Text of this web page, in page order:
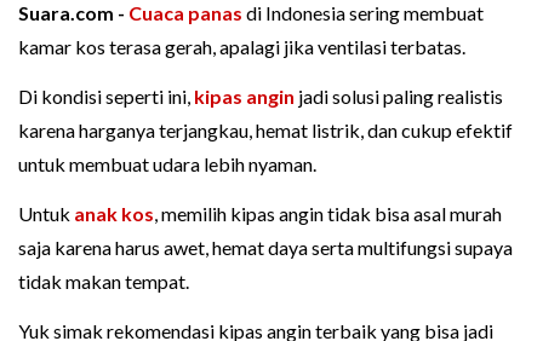
Suara.com - Cuaca panas di Indonesia sering membuat
kamar kos terasa gerah, apalagi jika ventilasi terbatas.
Di kondisi seperti ini, kipas angin jadi solusi paling realistis
karena harganya terjangkau, hemat listrik, dan cukup efektif
untuk membuat udara lebih nyaman.
Untuk anak kos, memilih kipas angin tidak bisa asal murah
saja karena harus awet, hemat daya serta multifungsi supaya
tidak makan tempat.
Yuk simak rekomendasi kipas angin terbaik yang bisa jadi